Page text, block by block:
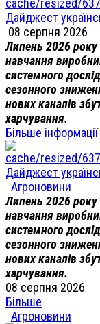
Дайджест
08 серпня 2026
Липень 2026
навчання
системного
сезонного
нових каналів
харчування.
Більше інформації
Дайджест
Агроновини
Липень 2026
навчання
системного
сезонного
нових каналів
харчування.
08 серпня 2026
Більше
Агроновини